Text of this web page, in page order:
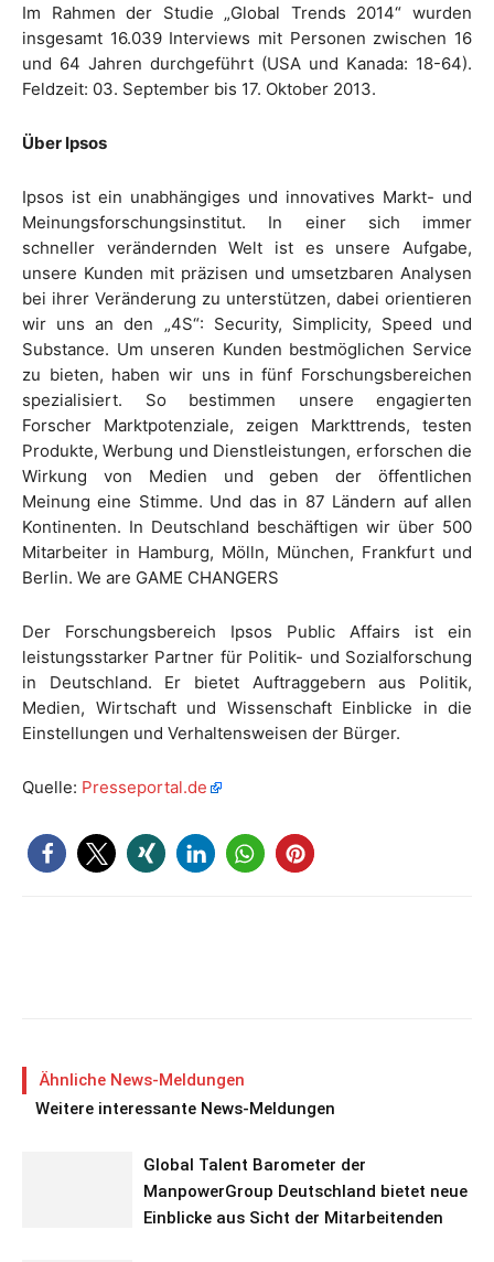
Im Rahmen der Studie „Global Trends 2014“ wurden
insgesamt 16.039 Interviews mit Personen zwischen 16
und 64 Jahren durchgeführt (USA und Kanada: 18-64).
Feldzeit: 03. September bis 17. Oktober 2013.
Über Ipsos
Ipsos ist ein unabhängiges und innovatives Markt- und
Meinungsforschungsinstitut. In einer sich immer
schneller verändernden Welt ist es unsere Aufgabe,
unsere Kunden mit präzisen und umsetzbaren Analysen
bei ihrer Veränderung zu unterstützen, dabei orientieren
wir uns an den „4S“: Security, Simplicity, Speed und
Substance. Um unseren Kunden bestmöglichen Service
zu bieten, haben wir uns in fünf Forschungsbereichen
spezialisiert. So bestimmen unsere engagierten
Forscher Marktpotenziale, zeigen Markttrends, testen
Produkte, Werbung und Dienstleistungen, erforschen die
Wirkung von Medien und geben der öffentlichen
Meinung eine Stimme. Und das in 87 Ländern auf allen
Kontinenten. In Deutschland beschäftigen wir über 500
Mitarbeiter in Hamburg, Mölln, München, Frankfurt und
Berlin. We are GAME CHANGERS
Der Forschungsbereich Ipsos Public Affairs ist ein
leistungsstarker Partner für Politik- und Sozialforschung
in Deutschland. Er bietet Auftraggebern aus Politik,
Medien, Wirtschaft und Wissenschaft Einblicke in die
Einstellungen und Verhaltensweisen der Bürger.
Quelle: Presseportal.de
Ähnliche News-Meldungen
Weitere interessante News-Meldungen
Global Talent Barometer der
ManpowerGroup Deutschland bietet neue
Einblicke aus Sicht der Mitarbeitenden